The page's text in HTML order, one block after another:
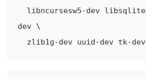
dev \
  zlib1g-dev uuid-dev tk-dev